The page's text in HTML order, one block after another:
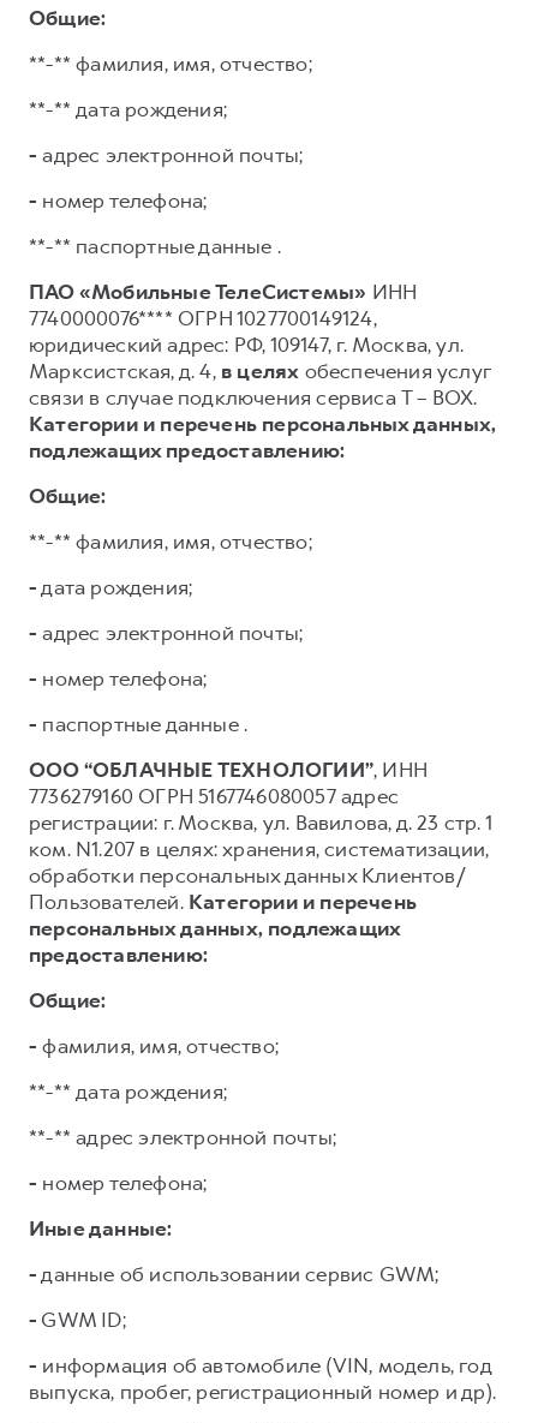
Общие:
**-** фамилия, имя, отчество;
**-** дата рождения;
- адрес электронной почты;
- номер телефона;
**-** паспортные данные .
ПАО «Мобильные ТелеСистемы» ИНН
7740000076**** ОГРН 1027700149124,
юридический адрес: РФ, 109147, г. Москва, ул.
Марксистская, д. 4, в целях обеспечения услуг
связи в случае подключения сервиса T – BOX.
Категории и перечень персональных данных,
подлежащих предоставлению:
Общие:
**-** фамилия, имя, отчество;
-дата рождения;
- адрес электронной почты;
- номер телефона;
- паспортные данные .
ООО “ОБЛАЧНЫЕ ТЕХНОЛОГИИ”, ИНН
7736279160 ОГРН 5167746080057 адрес
регистрации: г. Москва, ул. Вавилова, д. 23 стр. 1
ком. N1.207 в целях: хранения, систематизации,
обработки персональных данных Клиентов/
Пользователей. Категории и перечень
персональных данных, подлежащих
предоставлению:
Общие:
- фамилия, имя, отчество;
**-** дата рождения;
**-** адрес электронной почты;
- номер телефона;
Иные данные:
-данные об использовании сервис GWM;
- GWM ID;
- информация об автомобиле (VIN, модель, год
выпуска, пробег, регистрационный номер и др).